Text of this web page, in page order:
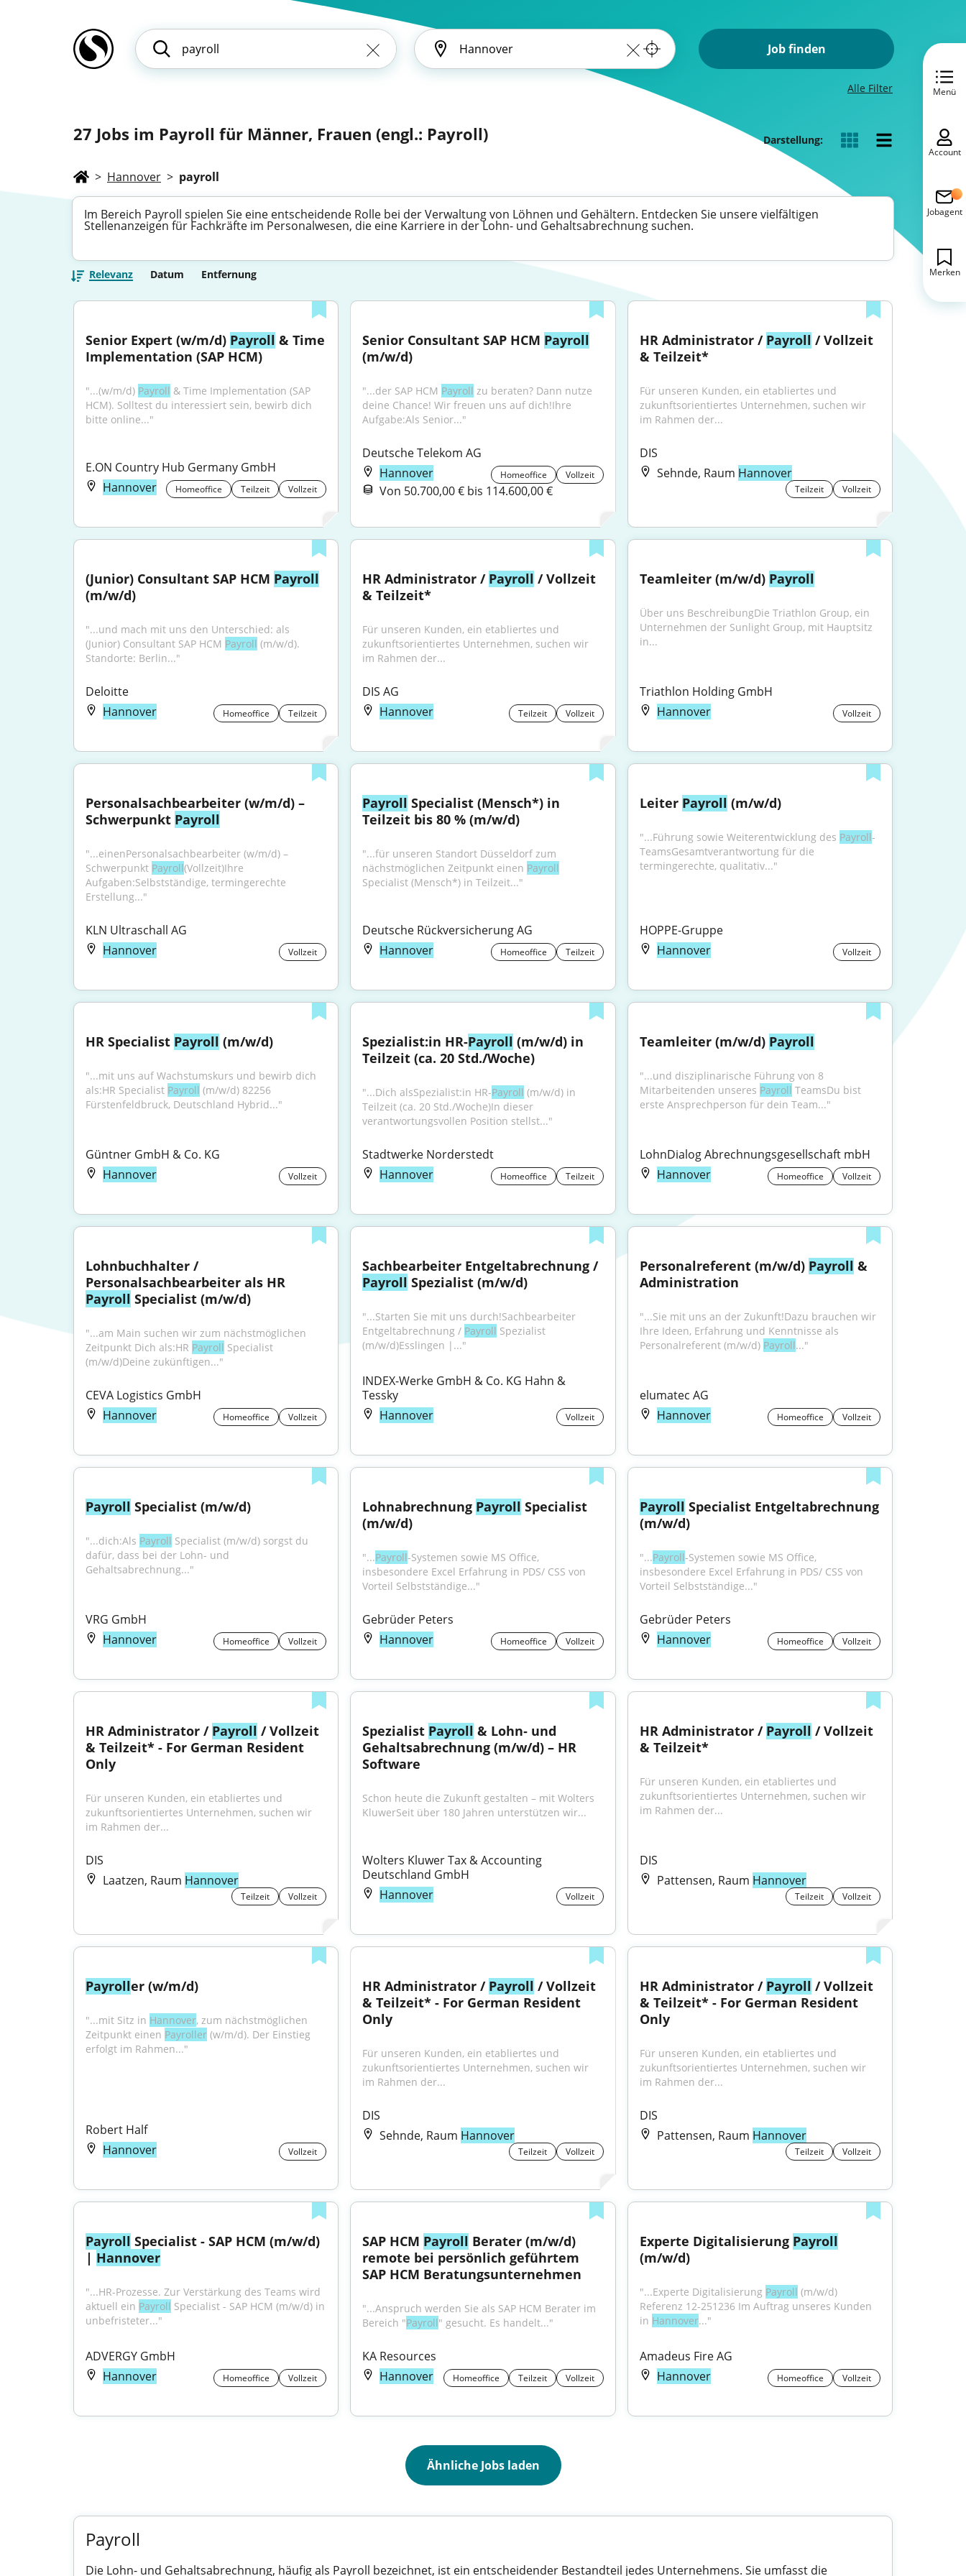
Job finden
Alle Filter
27 Jobs im Payroll für Männer, Frauen (engl.: Payroll) Darstellung:
> Hannover > payroll
Im Bereich Payroll spielen Sie eine entscheidende Rolle bei der Verwaltung von Löhnen und Gehältern. Entdecken Sie unsere vielfältigen
Stellenanzeigen für Fachkräfte im Personalwesen, die eine Karriere in der Lohn- und Gehaltsabrechnung suchen.
Relevanz Datum Entfernung
Senior Expert (w/m/d) Payroll & Time
Implementation (SAP HCM)
"...(w/m/d) Payroll & Time Implementation (SAP
HCM). Solltest du interessiert sein, bewirb dich
bitte online..."
E.ON Country Hub Germany GmbH
Hannover
Homeoffice Teilzeit Vollzeit
Senior Consultant SAP HCM Payroll
(m/w/d)
"...der SAP HCM Payroll zu beraten? Dann nutze
deine Chance! Wir freuen uns auf dich!Ihre
Aufgabe:Als Senior..."
Deutsche Telekom AG
Hannover
Homeoffice Vollzeit
Von 50.700,00 € bis 114.600,00 €
HR Administrator / Payroll / Vollzeit
& Teilzeit*
Für unseren Kunden, ein etabliertes und
zukunftsorientiertes Unternehmen, suchen wir
im Rahmen der...
DIS
Sehnde, Raum Hannover
Teilzeit Vollzeit
(Junior) Consultant SAP HCM Payroll
(m/w/d)
"...und mach mit uns den Unterschied: als
(Junior) Consultant SAP HCM Payroll (m/w/d).
Standorte: Berlin..."
Deloitte
Hannover
Homeoffice Teilzeit
HR Administrator / Payroll / Vollzeit
& Teilzeit*
Für unseren Kunden, ein etabliertes und
zukunftsorientiertes Unternehmen, suchen wir
im Rahmen der...
DIS AG
Hannover
Teilzeit Vollzeit
Teamleiter (m/w/d) Payroll
Über uns BeschreibungDie Triathlon Group, ein
Unternehmen der Sunlight Group, mit Hauptsitz
in...
Triathlon Holding GmbH
Hannover
Vollzeit
Personalsachbearbeiter (w/m/d) –
Schwerpunkt Payroll
"...einenPersonalsachbearbeiter (w/m/d) –
Schwerpunkt Payroll(Vollzeit)Ihre
Aufgaben:Selbstständige, termingerechte
Erstellung..."
KLN Ultraschall AG
Hannover
Vollzeit
Payroll Specialist (Mensch*) in
Teilzeit bis 80 % (m/w/d)
"...für unseren Standort Düsseldorf zum
nächstmöglichen Zeitpunkt einen Payroll
Specialist (Mensch*) in Teilzeit..."
Deutsche Rückversicherung AG
Hannover
Homeoffice Teilzeit
Leiter Payroll (m/w/d)
"...Führung sowie Weiterentwicklung des Payroll-
TeamsGesamtverantwortung für die
termingerechte, qualitativ..."
HOPPE-Gruppe
Hannover
Vollzeit
HR Specialist Payroll (m/w/d)
"...mit uns auf Wachstumskurs und bewirb dich
als:HR Specialist Payroll (m/w/d) 82256
Fürstenfeldbruck, Deutschland Hybrid..."
Güntner GmbH & Co. KG
Hannover
Vollzeit
Spezialist:in HR-Payroll (m/w/d) in
Teilzeit (ca. 20 Std./Woche)
"...Dich alsSpezialist:in HR-Payroll (m/w/d) in
Teilzeit (ca. 20 Std./Woche)In dieser
verantwortungsvollen Position stellst..."
Stadtwerke Norderstedt
Hannover
Homeoffice Teilzeit
Teamleiter (m/w/d) Payroll
"...und disziplinarische Führung von 8
Mitarbeitenden unseres Payroll TeamsDu bist
erste Ansprechperson für dein Team..."
LohnDialog Abrechnungsgesellschaft mbH
Hannover
Homeoffice Vollzeit
Lohnbuchhalter /
Payroll Specialist (m/w/d)
"...am Main suchen wir zum nächstmöglichen
Zeitpunkt Dich als:HR Payroll Specialist
(m/w/d)Deine zukünftigen..."
CEVA Logistics GmbH
Hannover
Homeoffice Vollzeit
Sachbearbeiter Entgeltabrechnung /
Payroll Spezialist (m/w/d)
"...Starten Sie mit uns durch!Sachbearbeiter
Entgeltabrechnung / Payroll Spezialist
(m/w/d)Esslingen |..."
INDEX-Werke GmbH & Co. KG Hahn &
Tessky
Hannover
Vollzeit
Personalreferent (m/w/d) Payroll &
Administration
"...Sie mit uns an der Zukunft!Dazu brauchen wir
Ihre Ideen, Erfahrung und Kenntnisse als
Personalreferent (m/w/d) Payroll..."
elumatec AG
Hannover
Homeoffice Vollzeit
Payroll Specialist (m/w/d)
"...dich:Als Payroll Specialist (m/w/d) sorgst du
dafür, dass bei der Lohn- und
Gehaltsabrechnung..."
VRG GmbH
Hannover
Homeoffice Vollzeit
Lohnabrechnung Payroll Specialist
(m/w/d)
"...Payroll-Systemen sowie MS Office,
insbesondere Excel Erfahrung in PDS/ CSS von
Vorteil Selbstständige..."
Gebrüder Peters
Hannover
Homeoffice Vollzeit
Payroll Specialist Entgeltabrechnung
(m/w/d)
"...Payroll-Systemen sowie MS Office,
insbesondere Excel Erfahrung in PDS/ CSS von
Vorteil Selbstständige..."
Gebrüder Peters
Hannover
Homeoffice Vollzeit
HR Administrator / Payroll / Vollzeit
& Teilzeit* - For German Resident
Only
Für unseren Kunden, ein etabliertes und
zukunftsorientiertes Unternehmen, suchen wir
im Rahmen der...
DIS
Laatzen, Raum Hannover
Teilzeit Vollzeit
Spezialist Payroll & Lohn‑ und
Gehaltsabrechnung (m/w/d) – HR
Software
Schon heute die Zukunft gestalten – mit Wolters
KluwerSeit über 180 Jahren unterstützen wir...
Wolters Kluwer Tax & Accounting
Deutschland GmbH
Hannover
Vollzeit
HR Administrator / Payroll / Vollzeit
& Teilzeit*
Für unseren Kunden, ein etabliertes und
zukunftsorientiertes Unternehmen, suchen wir
im Rahmen der...
DIS
Pattensen, Raum Hannover
Teilzeit Vollzeit
Payroller (w/m/d)
"...mit Sitz in Hannover, zum nächstmöglichen
Zeitpunkt einen Payroller (w/m/d). Der Einstieg
erfolgt im Rahmen..."
Robert Half
Hannover
Vollzeit
HR Administrator / Payroll / Vollzeit
& Teilzeit* - For German Resident
Only
Für unseren Kunden, ein etabliertes und
zukunftsorientiertes Unternehmen, suchen wir
im Rahmen der...
DIS
Sehnde, Raum Hannover
Teilzeit Vollzeit
HR Administrator / Payroll / Vollzeit
& Teilzeit* - For German Resident
Only
Für unseren Kunden, ein etabliertes und
zukunftsorientiertes Unternehmen, suchen wir
im Rahmen der...
DIS
Pattensen, Raum Hannover
Teilzeit Vollzeit
Payroll Specialist - SAP HCM (m/w/d)
| Hannover
"...HR-Prozesse. Zur Verstärkung des Teams wird
aktuell ein Payroll Specialist - SAP HCM (m/w/d) in
unbefristeter..."
ADVERGY GmbH
Hannover
Homeoffice Vollzeit
SAP HCM Payroll Berater (m/w/d)
remote bei persönlich geführtem
SAP HCM Beratungsunternehmen
"...Anspruch werden Sie als SAP HCM Berater im
Bereich "Payroll" gesucht. Es handelt..."
KA Resources
Hannover
Homeoffice Teilzeit Vollzeit
Experte Digitalisierung Payroll
(m/w/d)
"...Experte Digitalisierung Payroll (m/w/d)
Referenz 12-251236 Im Auftrag unseres Kunden
in Hannover..."
Amadeus Fire AG
Hannover
Homeoffice Vollzeit
Ähnliche Jobs laden
Payroll
Die Lohn- und Gehaltsabrechnung, häufig als Payroll bezeichnet, ist ein entscheidender Bestandteil jedes Unternehmens. Sie umfasst die
Menü
Account
Jobagent
Merken